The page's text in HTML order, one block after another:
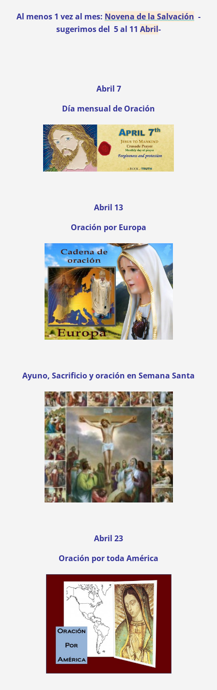
Al menos 1 vez al mes: Novena de la Salvación -
sugerimos del 5 al 11 Abril-
Abril 7
Día mensual de Oración
Abril 13
Oración por Europa
Ayuno, Sacrificio y oración en Semana Santa
Abril 23
Oración por toda América